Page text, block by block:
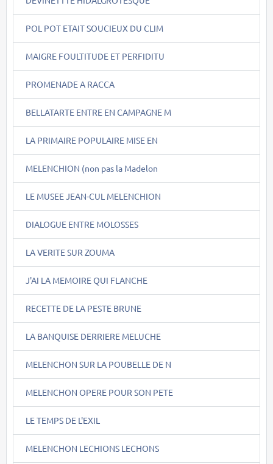
POL POT ETAIT SOUCIEUX DU CLIM
MAIGRE FOULTITUDE ET PERFIDITU
PROMENADE A RACCA
BELLATARTE ENTRE EN CAMPAGNE M
LA PRIMAIRE POPULAIRE MISE EN
MELENCHION (non pas la Madelon
LE MUSEE JEAN-CUL MELENCHION
DIALOGUE ENTRE MOLOSSES
LA VERITE SUR ZOUMA
J'AI LA MEMOIRE QUI FLANCHE
RECETTE DE LA PESTE BRUNE
LA BANQUISE DERRIERE MELUCHE
MELENCHON SUR LA POUBELLE DE N
MELENCHON OPERE POUR SON PETE
LE TEMPS DE L'EXIL
MELENCHON LECHIONS LECHONS